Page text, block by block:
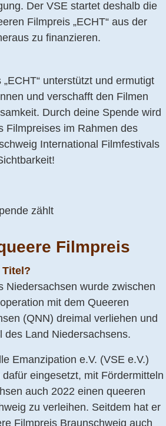
Der VSE startet deshalb die
Filmpreis „ECHT“ aus der
zu finanzieren.
unterstützt und ermutigt
und verschafft den Filmen
Durch deine Spende wird
Filmpreises im Rahmen des
International Filmfestivals
Filmpreis
Titel?
Niedersachsen wurde zwischen
mit dem Queeren
(QNN) dreimal verliehen und
des Land Niedersachsens.
Emanzipation e.V. (VSE e.V.)
eingesetzt, mit Fördermitteln
auch 2022 einen queeren
zu verleihen. Seitdem hat er
Filmpreis Braunschweig auch